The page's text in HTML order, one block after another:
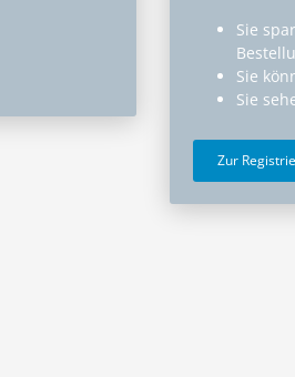
Sie
Sie
Sie
Zur